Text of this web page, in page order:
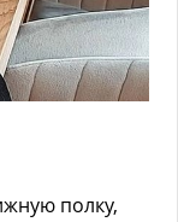
полку,